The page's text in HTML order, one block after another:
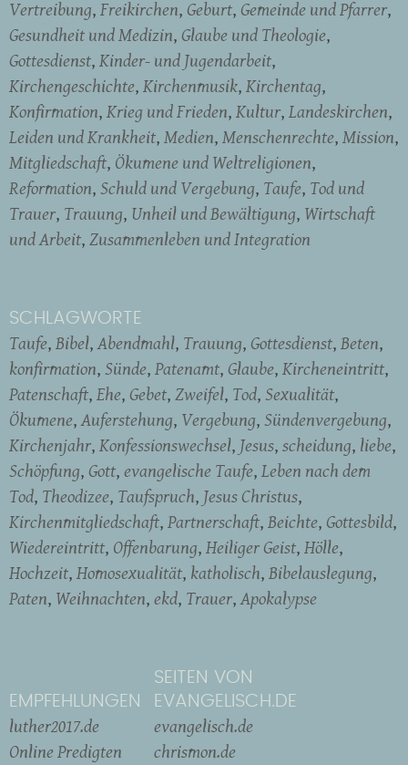
Vertreibung Freikirchen Geburt Gemeinde und Pfarrer
Gesundheit und Medizin Glaube und Theologie
Gottesdienst Kinder- und Jugendarbeit
Kirchengeschichte Kirchenmusik Kirchentag
Konfirmation Krieg und Frieden Kultur Landeskirchen
Leiden und Krankheit Medien Menschenrechte Mission
Mitgliedschaft Ökumene und Weltreligionen
Reformation Schuld und Vergebung Taufe Tod und
Trauer Trauung Unheil und Bewältigung Wirtschaft
und Arbeit Zusammenleben und Integration
SCHLAGWORTE
Taufe Bibel Abendmahl Trauung Gottesdienst Beten
konfirmation Sünde Patenamt Glaube Kircheneintritt
Patenschaft Ehe Gebet Zweifel Tod Sexualität
Ökumene Auferstehung Vergebung Sündenvergebung
Kirchenjahr Konfessionswechsel Jesus scheidung liebe
Schöpfung Gott evangelische Taufe Leben nach dem
Tod Theodizee Taufspruch Jesus Christus
Kirchenmitgliedschaft Partnerschaft Beichte Gottesbild
Wiedereintritt Offenbarung Heiliger Geist Hölle
Hochzeit Homosexualität katholisch Bibelauslegung
Paten Weihnachten ekd Trauer Apokalypse
EMPFEHLUNGEN
luther2017.de
Online Predigten
SEITEN VON
EVANGELISCH.DE
evangelisch.de
chrismon.de